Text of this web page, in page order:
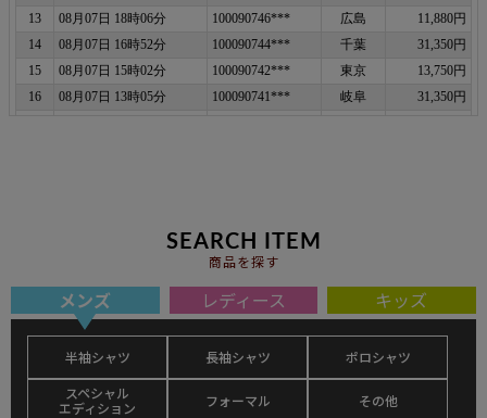
SEARCH ITEM
商品を探す
メンズ レディース キッズ
半袖シャツ 長袖シャツ
ポロシャツ
スペシャル
エディション
フォーマル
その他